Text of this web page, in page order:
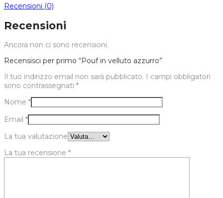
Recensioni (0)
Recensioni
Ancora non ci sono recensioni.
Recensisci per primo “Pouf in velluto azzurro”
Il tuo indirizzo email non sarà pubblicato. I campi obbligatori
sono contrassegnati *
Nome *
Email *
La tua valutazione
La tua recensione *